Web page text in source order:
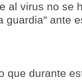
al virus no se
guardia" ante
que durante